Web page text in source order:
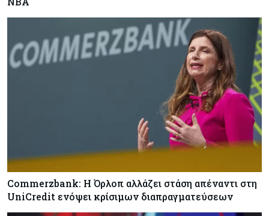
Commerzbank: Η Όρλοπ αλλάζει στάση απέναντι στη
UniCredit ενόψει κρίσιμων διαπραγματεύσεων